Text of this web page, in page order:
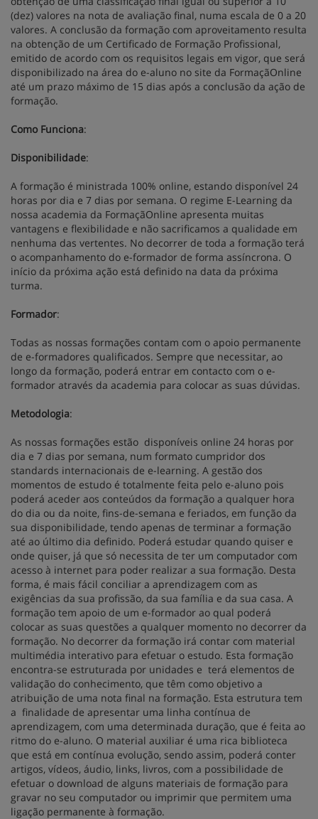
(dez) valores na nota de avaliação final, numa escala de 0 a 20
valores. A conclusão da formação com aproveitamento resulta
na obtenção de um Certificado de Formação Profissional,
emitido de acordo com os requisitos legais em vigor, que será
disponibilizado na área do e-aluno no site da FormaçãOnline
até um prazo máximo de 15 dias após a conclusão da ação de
formação.
Como Funciona:
Disponibilidade:
A formação é ministrada 100% online, estando disponível 24
horas por dia e 7 dias por semana. O regime E-Learning da
nossa academia da FormaçãOnline apresenta muitas
vantagens e flexibilidade e não sacrificamos a qualidade em
nenhuma das vertentes. No decorrer de toda a formação terá
o acompanhamento do e-formador de forma assíncrona. O
início da próxima ação está definido na data da próxima
turma.
Formador:
Todas as nossas formações contam com o apoio permanente
de e-formadores qualificados. Sempre que necessitar, ao
longo da formação, poderá entrar em contacto com o e-
formador através da academia para colocar as suas dúvidas.
Metodologia:
As nossas formações estão disponíveis online 24 horas por
dia e 7 dias por semana, num formato cumpridor dos
standards internacionais de e-learning. A gestão dos
momentos de estudo é totalmente feita pelo e-aluno pois
poderá aceder aos conteúdos da formação a qualquer hora
do dia ou da noite, fins-de-semana e feriados, em função da
sua disponibilidade, tendo apenas de terminar a formação
até ao último dia definido. Poderá estudar quando quiser e
onde quiser, já que só necessita de ter um computador com
acesso à internet para poder realizar a sua formação. Desta
forma, é mais fácil conciliar a aprendizagem com as
exigências da sua profissão, da sua família e da sua casa. A
formação tem apoio de um e-formador ao qual poderá
colocar as suas questões a qualquer momento no decorrer da
formação. No decorrer da formação irá contar com material
multimédia interativo para efetuar o estudo. Esta formação
encontra-se estruturada por unidades e terá elementos de
validação do conhecimento, que têm como objetivo a
atribuição de uma nota final na formação. Esta estrutura tem
a finalidade de apresentar uma linha contínua de
aprendizagem, com uma determinada duração, que é feita ao
ritmo do e-aluno. O material auxiliar é uma rica biblioteca
que está em contínua evolução, sendo assim, poderá conter
artigos, vídeos, áudio, links, livros, com a possibilidade de
efetuar o download de alguns materiais de formação para
gravar no seu computador ou imprimir que permitem uma
ligação permanente à formação.